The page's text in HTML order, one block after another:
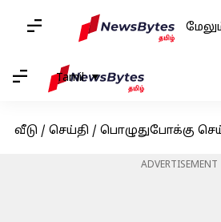
Tamil
வீடு / செய்தி / பொழுதுபோக்கு
ADVERTISEMENT